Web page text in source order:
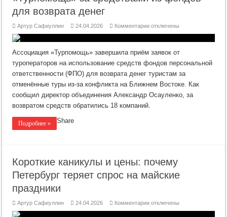
для возврата денег
Артур Сафиуллин 24.04.2026 Комментариик
туроператоров
в
«Турпомощь»
средствами
фондов
для
возврата
отключены
Ассоциация «Турпомощь» завершила приём заявок от
туроператоров на использование средств фондов персональной
ответственности (ФПО) для возврата денег туристам за
отменённые туры из-за конфликта на Ближнем Востоке. Как
сообщил директор объединения Александр Осауленко, за
возвратом средств обратились 18 компаний.
Подробнее » Share
Короткие каникулы и цены: почему
Петербург теряет спрос на майские
праздники
Артур Сафиуллин 24.04.2026 Комментариикотключены